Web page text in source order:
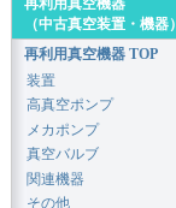
再利用真空機器
（中古真空装置・機器）
再利用真空機器 TOP
装置
高真空ポンプ
メカポンプ
真空バルブ
関連機器
その他